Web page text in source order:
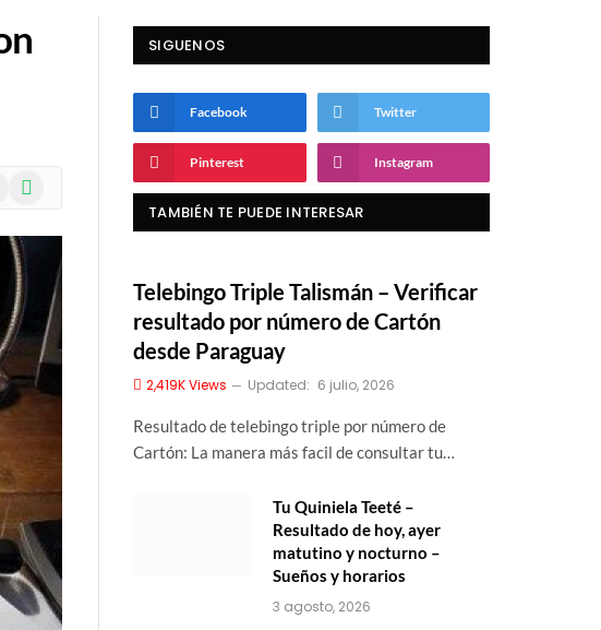
WhatsApp
SIGUENOS
Facebook Twitter
Pinterest Instagram
TAMBIÉN TE PUEDE INTERESAR
Telebingo Triple Talismán – Verificar
resultado por número de Cartón
desde Paraguay
2,419KViews Updated: 6 julio, 2026
Resultado de telebingo triple por número de
Cartón: La manera más facil de consultar tu…
Tu Quiniela Teeté –
Resultado de hoy, ayer
matutino y nocturno –
Sueños y horarios
3 agosto, 2026